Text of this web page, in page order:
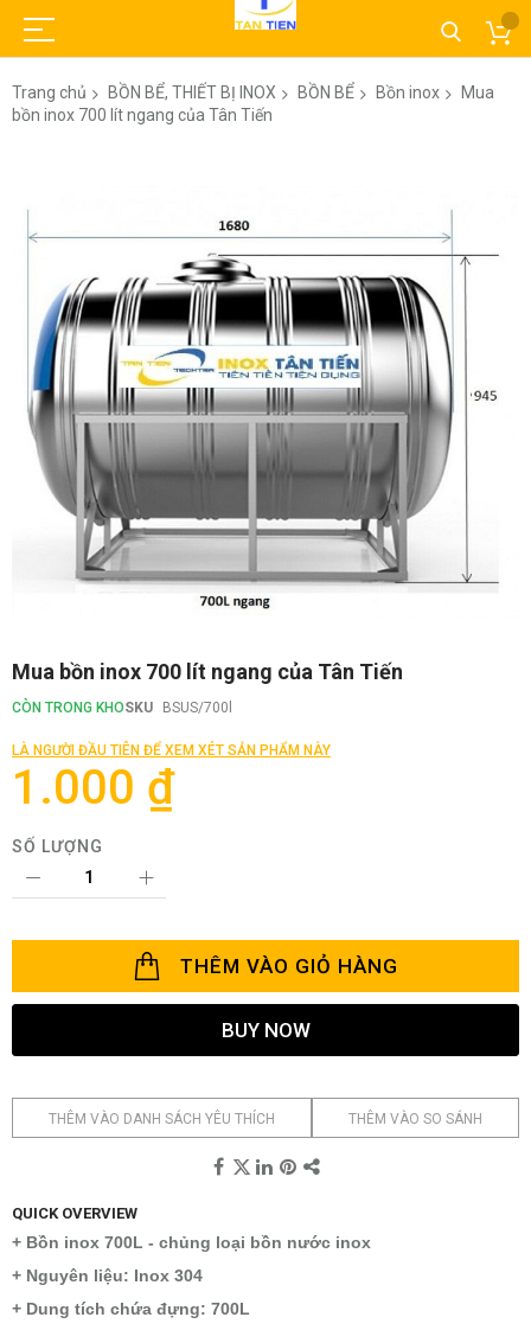
Trang chủ BỒN BỂ, THIẾT BỊ INOX BỒN BỂ Bồn inox
Mua
bồn inox 700 lít ngang của Tân Tiến
của
Chuyển
phần
của
thư
hình
Mua bồn inox 700 lít ngang của Tân Tiến
CÒN TRONG KHOSKU BSUS/700l
LÀ NGƯỜI ĐẦU TIÊN ĐỂ XEM XÉT SẢN PHẨM NÀY
1.000 ₫
SỐ LƯỢNG
THÊM VÀO GIỎ HÀNG
BUY NOW
THÊM VÀO DANH SÁCH YÊU THÍCH THÊM VÀO SO SÁNH
QUICK OVERVIEW
+ Bồn inox 700L - chủng loại bồn nước inox
+ Nguyên liệu: Inox 304
+ Dung tích chứa đựng: 700L